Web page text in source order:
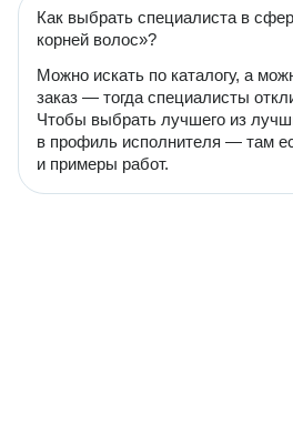
Как выбрать специалиста в
корней волос»?
Можно искать по каталогу, а
заказ — тогда специалисты
Чтобы выбрать лучшего из
в профиль исполнителя — там
и примеры работ.